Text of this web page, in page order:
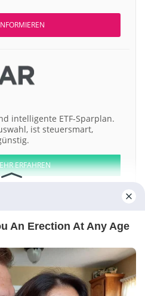
intelligente ETF-Sparplan.
ist steuersmart,
ERFAHREN
500
Aktien:
Dusa Pharmaceuticals NEC
An Erection At Any Age